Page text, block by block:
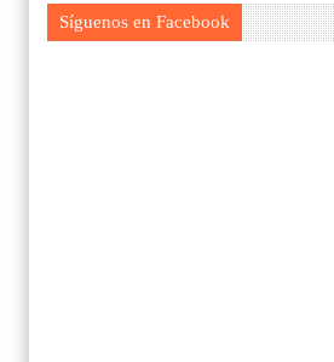
Síguenos en Facebook